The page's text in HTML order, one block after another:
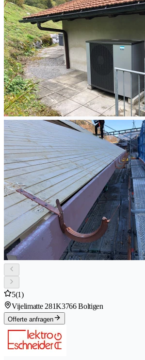
5(1)
Vijelimatte 281K3766 Boltigen
Offerte anfragen